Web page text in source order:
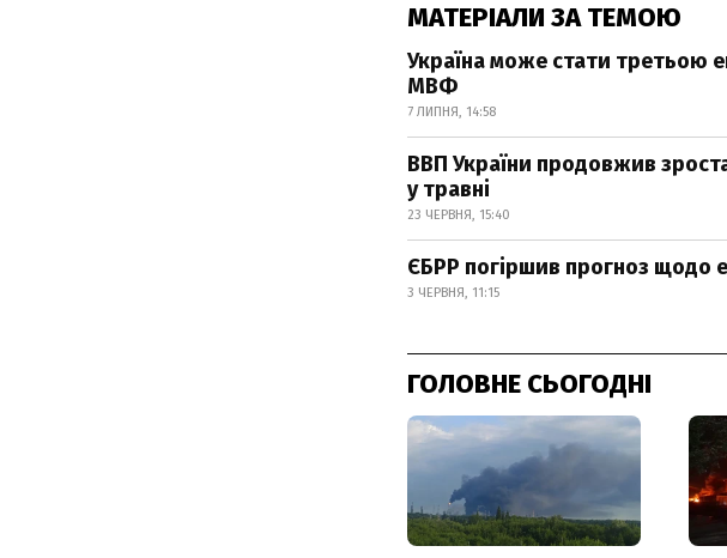
МАТЕРІАЛИ ЗА ТЕМОЮ
Україна може стати третьою
МВФ
7 ЛИПНЯ, 14:58
ВВП України продовжив
у травні
23 ЧЕРВНЯ, 15:40
ЄБРР погіршив прогноз щодо
3 ЧЕРВНЯ, 11:15
ГОЛОВНЕ СЬОГОДНІ